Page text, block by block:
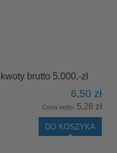
brutto 5.000,-zł
6,50 zł
Cena netto: 5,28 zł
DO KOSZYKA